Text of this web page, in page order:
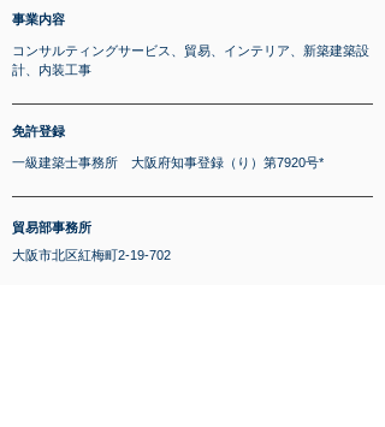
免許登録
事業内容
コンサルティングサービス、貿易、インテリア、新築建築設
計、内装工事
一級建築士事務所 大阪府知事登録（り）第7920号*
​貿易部事務所
大阪市北区紅梅町2-19-702